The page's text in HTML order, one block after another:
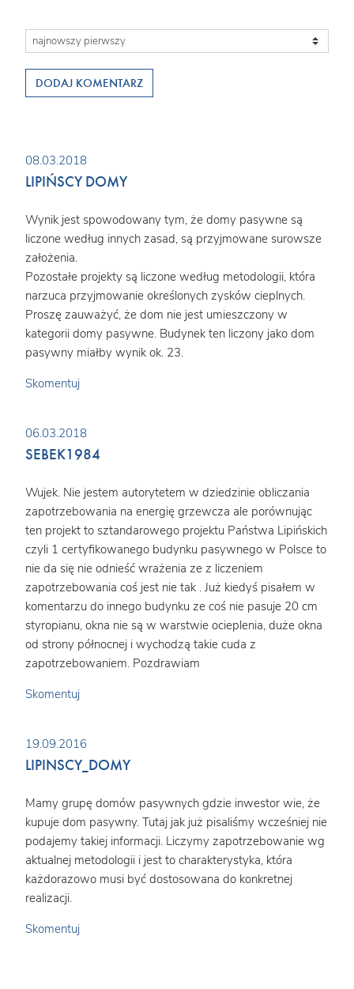
DODAJ KOMENTARZ
08.03.2018
LIPIŃSCY DOMY
Wynik jest spowodowany tym, że domy pasywne są
liczone według innych zasad, są przyjmowane surowsze
założenia.
Pozostałe projekty są liczone według metodologii, która
narzuca przyjmowanie określonych zysków cieplnych.
Proszę zauważyć, że dom nie jest umieszczony w
kategorii domy pasywne. Budynek ten liczony jako dom
pasywny miałby wynik ok. 23.
Skomentuj
06.03.2018
SEBEK1984
Wujek. Nie jestem autorytetem w dziedzinie obliczania
zapotrzebowania na energię grzewcza ale porównując
ten projekt to sztandarowego projektu Państwa Lipińskich
czyli 1 certyfikowanego budynku pasywnego w Polsce to
nie da się nie odnieść wrażenia ze z liczeniem
zapotrzebowania coś jest nie tak . Już kiedyś pisałem w
komentarzu do innego budynku ze coś nie pasuje 20 cm
styropianu, okna nie są w warstwie ocieplenia, duże okna
od strony północnej i wychodzą takie cuda z
zapotrzebowaniem. Pozdrawiam
Skomentuj
19.09.2016
LIPINSCY_DOMY
Mamy grupę domów pasywnych gdzie inwestor wie, że
kupuje dom pasywny. Tutaj jak już pisaliśmy wcześniej nie
podajemy takiej informacji. Liczymy zapotrzebowanie wg
aktualnej metodologii i jest to charakterystyka, która
każdorazowo musi być dostosowana do konkretnej
realizacji.
Skomentuj